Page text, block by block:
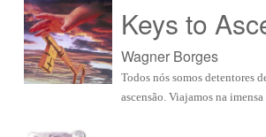
Keys to
Wagner Borges
Todos nós somos detentores
ascensão. Viajamos na